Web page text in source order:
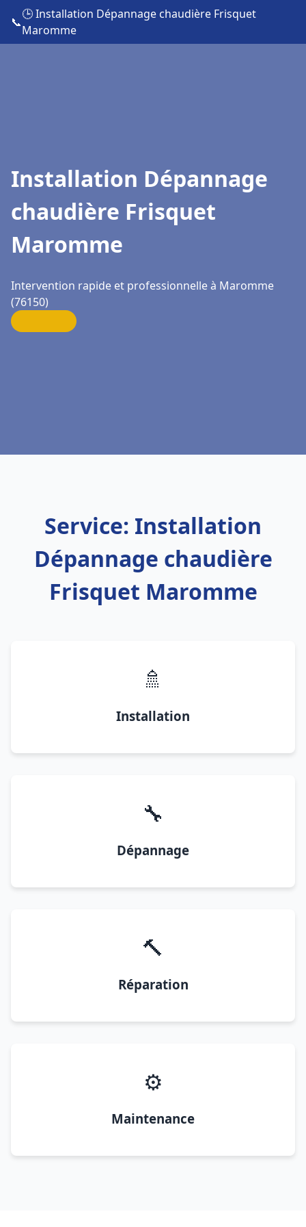
📞
🕒 Installation Dépannage chaudière Frisquet
Maromme
Installation Dépannage
chaudière Frisquet
Maromme
Intervention rapide et professionnelle à Maromme
(76150)
Service: Installation
Dépannage chaudière
Frisquet Maromme
🚿
Installation
🔧
Dépannage
🔨
Réparation
⚙️
Maintenance